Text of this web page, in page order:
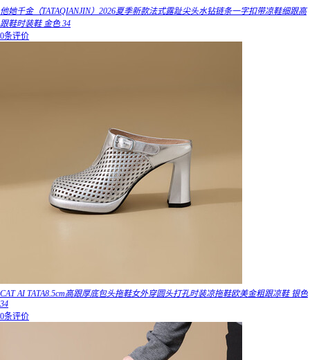
他她千金（TATAQIANJIN）2026夏季新款法式露趾尖头水钻链条一字扣带凉鞋细跟高
跟鞋时装鞋 金色 34
0条评价
CAT AI TATA8.5cm高跟厚底包头拖鞋女外穿圆头打孔时装凉拖鞋欧美金粗跟凉鞋 银色
34
0条评价